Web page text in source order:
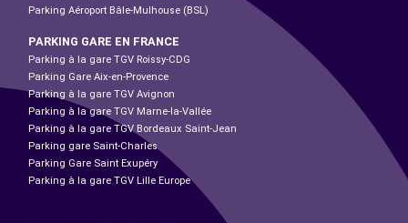
Parking Aéroport Bâle-Mulhouse (BSL)
PARKING GARE EN FRANCE
Parking à la gare TGV Roissy-CDG
Parking Gare Aix-en-Provence
Parking à la gare TGV Avignon
Parking à la gare TGV Marne-la-Vallée
Parking à la gare TGV Bordeaux Saint-Jean
Parking gare Saint-Charles
Parking Gare Saint Exupéry
Parking à la gare TGV Lille Europe